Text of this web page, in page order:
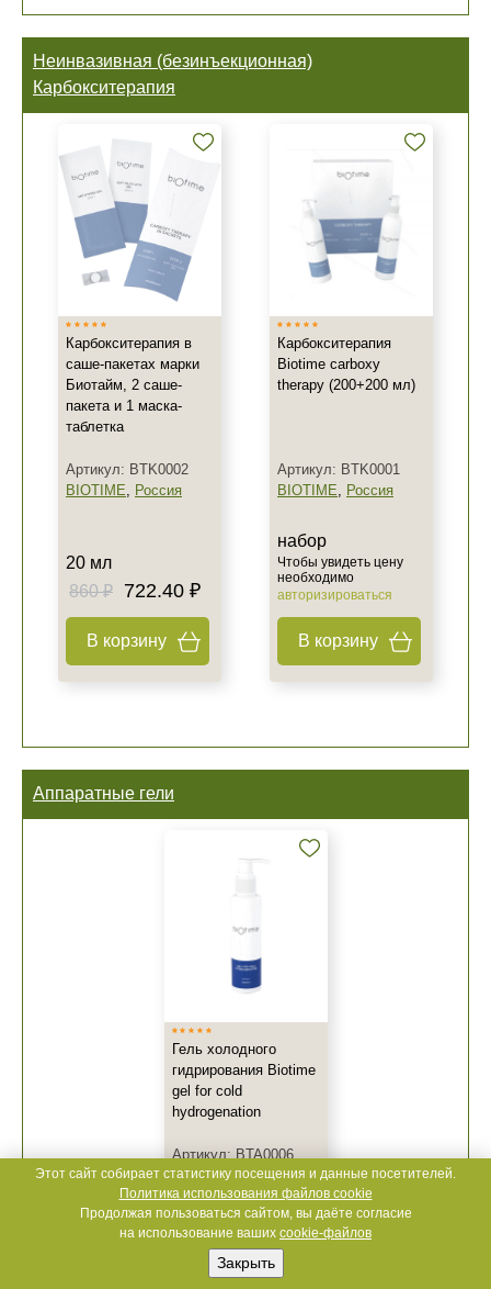
Неинвазивная (безинъекционная)
Карбокситерапия
Карбокситерапия в
саше-пакетах марки
Биотайм, 2 саше-
пакета и 1 маска-
таблетка
Артикул: BTK0002
BIOTIME, Россия
20 мл
860 ₽
722.40 ₽
В корзину
Карбокситерапия
Biotime carboxy
therapy (200+200 мл)
Артикул: BTK0001
BIOTIME, Россия
набор
Чтобы увидеть цену
необходимо
авторизироваться
В корзину
Аппаратные гели
Гель холодного
гидрирования Biotime
gel for cold
hydrogenation
Артикул: BTA0006
BIOTIME ,Россия
200 мл
Чтобы увидеть цену
необходимо
авторизироваться
Этот сайт собирает статистику посещения и данные посетителей.
Политика использования файлов cookie
Продолжая пользоваться сайтом, вы даёте согласие
на использование ваших cookie-файлов
Закрыть